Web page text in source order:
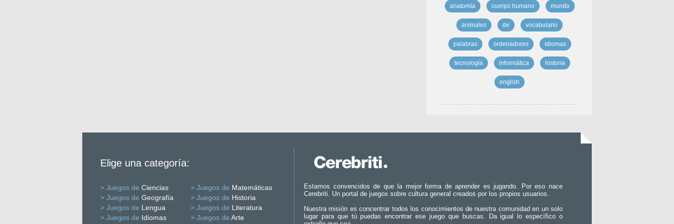
anatomía cuerpo humano mundo
animales de vocabulario
palabras ordenadores idiomas
tecnología informática historia
english
Elige una categoría:
> Juegos de Ciencias > Juegos de Matemáticas
> Juegos de Geografía > Juegos de Historia
> Juegos de Lengua > Juegos de Literatura
> Juegos de Idiomas > Juegos de Arte
Estamos convencidos de que la mejor forma de aprender es jugando. Por eso nace
Cerebriti. Un portal de juegos sobre cultura general creados por los propios usuarios.
Nuestra misión es concentrar todos los conocimientos de nuestra comunidad en un solo
lugar para que tú puedas encontrar ese juego que buscas. Da igual lo específico o